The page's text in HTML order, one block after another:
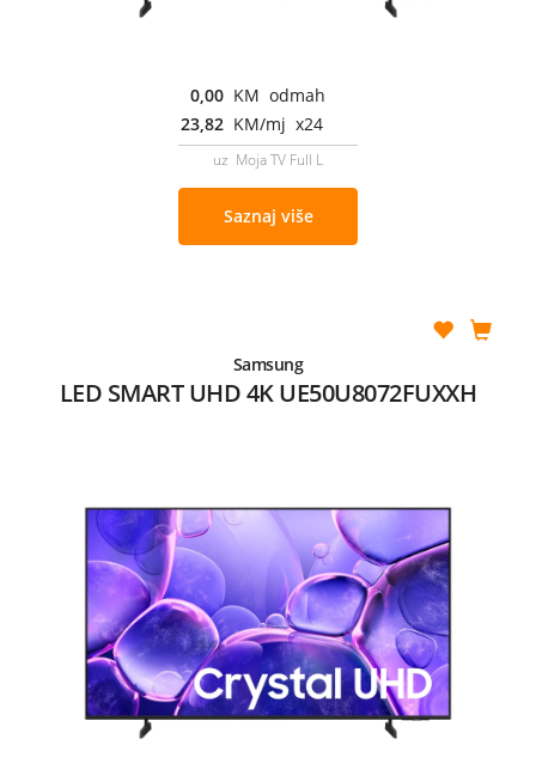
0,00 KM odmah
23,82 KM/mj x24
uz Moja TV Full L
Saznaj više
Samsung
LED SMART UHD 4K UE50U8072FUXXH